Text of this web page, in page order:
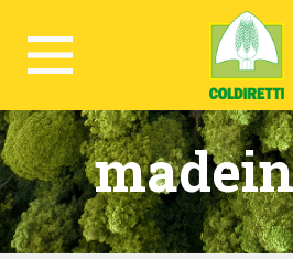
Ricerca avanzata